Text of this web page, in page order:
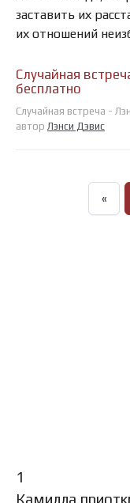
заставить их
их отношений
Случайная
бесплатно
Случайная встреча -
автор Лэнси Дэвис
«
1
Камилла